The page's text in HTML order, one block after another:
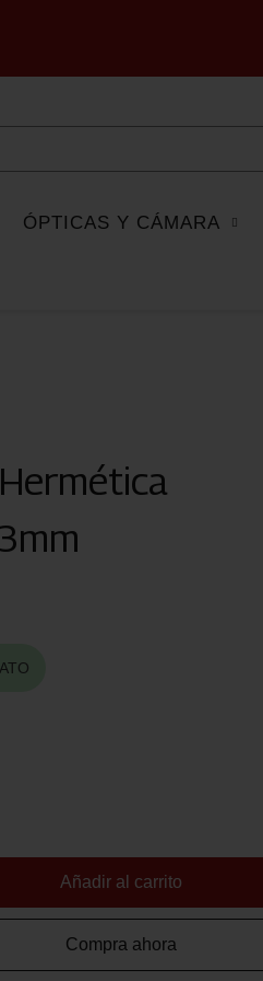
ÓPTICAS Y CÁMARA
Añadir al carrito
Compra ahora